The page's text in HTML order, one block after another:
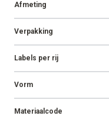
Afmeting
Verpakking
Labels per rij
Vorm
Materiaalcode